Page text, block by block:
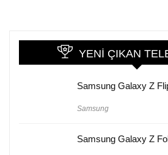
YENI ÇIKAN
Samsung Galaxy Z
Samsung
Samsung Galaxy Z